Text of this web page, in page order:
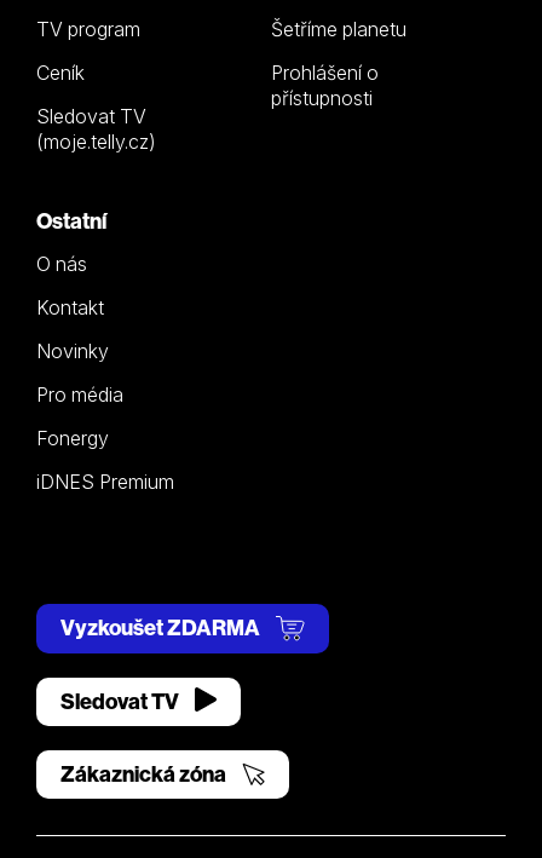
TV program
Ceník
Sledovat TV
(moje.telly.cz)
Šetříme planetu
Prohlášení o
přístupnosti
Ostatní
O nás
Kontakt
Novinky
Pro média
Fonergy
iDNES Premium
Vyzkoušet ZDARMA
Sledovat TV
Zákaznická zóna